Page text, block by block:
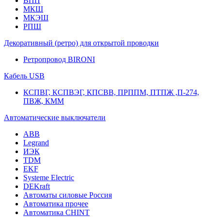
МКШ
МКЭШ
РПШ
Декоративный (ретро) для открытой проводки
Ретропровод BIRONI
Кабель USB
КСПВГ, КСПВЭГ, КПСВВ, ПРППМ, ПТПЖ ,П-274,
ПВЖ, КММ
Автоматические выключатели
ABB
Legrand
ИЭК
TDM
EKF
Systeme Electric
DEKraft
Автоматы силовые Россия
Автоматика прочее
Автоматика CHINT